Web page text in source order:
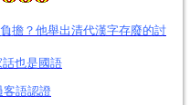
擔？他舉出清代漢字存廢的討
也是國語
客語認證